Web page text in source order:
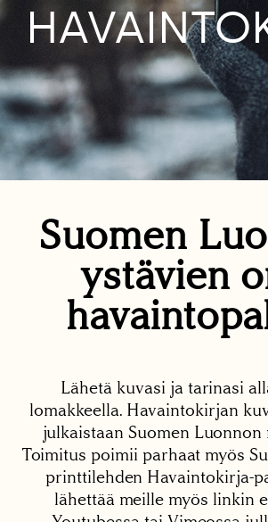
Suomen
ystävien
Lähetä kuvasi ja tarinasi
lomakkeella. Havaintokirjan
julkaistaan Suomen
Toimitus poimii parhaat myös
printtilehden Havaintokirja-
lähettää meille myös linkin